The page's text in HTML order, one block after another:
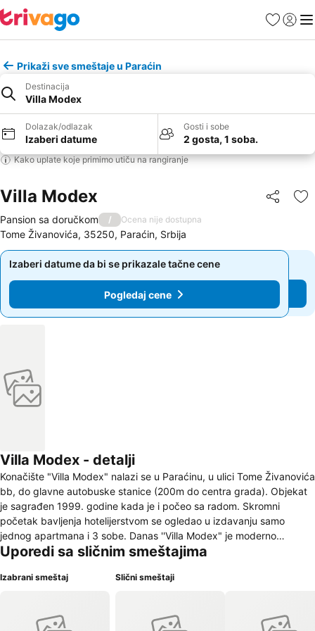
FavoritiPrijavi
Prikaži sve smeštaje u Paraćin
Destinacija
Villa Modex
Dolazak/odlazak
Izaberi datume
Gosti i sobe
2 gosta, 1 soba.
Kako uplate koje primimo utiču na rangiranje
Villa Modex Deli
Pansion sa doručkom / Ocena nije dostupna
Tome Živanovića, 35250, Paraćin, Srbija
Izaberi datume da bi se prikazale tačne cene
Pogledaj cene
Izaberi datume da bi se prikazale tačne cene
Pogledaj cene
Villa Modex - detalji
Konačište "Villa Modex" nalazi se u Paraćinu, u ulici Tome Živanovića
bb, do glavne autobuske stanice (200m do centra grada). Objekat
je sagrađen 1999. godine kada je i počeo sa radom. Skromni
početak bavljenja hotelijerstvom se ogledao u izdavanju samo
jednog apartmana i 3 sobe. Danas ''Villa Modex" je moderno
opremljen objekat koji raspolaže sa 3 apartmana i 7 soba, ukupnog
ljubazno osoblje učiniće da se osećate prijatno u atmosferi pravog
konačišta. "Villa Modex" raspolaže sobama I apartmanima visoke
Uporedi sa sličnim smeštajima
Izabrani smeštaj Slični smeštaji